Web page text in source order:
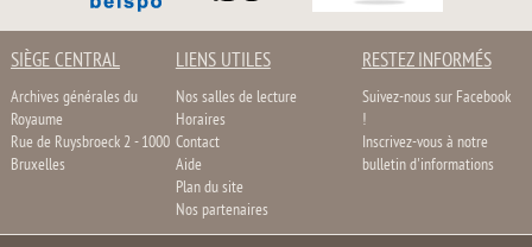
SIÈGE CENTRAL
Archives générales du
Royaume
Rue de Ruysbroeck 2 - 1000
Bruxelles
LIENS UTILES
Nos salles de lecture
Horaires
Contact
Aide
Plan du site
Nos partenaires
RESTEZ INFORMÉS
Suivez-nous sur Facebook
!
Inscrivez-vous à notre
bulletin d'informations